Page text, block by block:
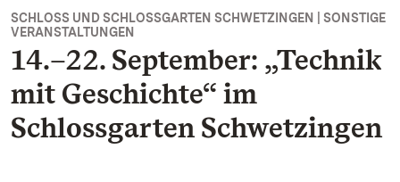
SCHLOSS UND SCHLOSSGARTEN SCHWETZINGEN | SONSTIGE
VERANSTALTUNGEN
14.–22. September: „Technik
mit Geschichte“ im
Schlossgarten Schwetzingen